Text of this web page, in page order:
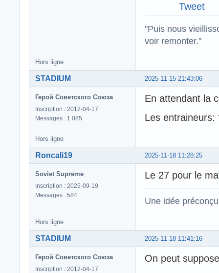
Tweet
"Puis nous
voir remonter."
Hors ligne
2025-11-15 21:43:06
STADIUM
Герой Советского Союза
Inscription : 2012-04-17
Messages : 1 085
En attendant la
Les entraineurs:
Hors ligne
2025-11-18 11:28:25
Roncali19
Soviet Supreme
Inscription : 2025-09-19
Messages : 584
Le 27 pour le
Une idée
Hors ligne
2025-11-18 11:41:16
STADIUM
Герой Советского Союза
Inscription : 2012-04-17
On peut